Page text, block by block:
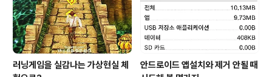
러닝게임을 실감나는 가상현실 체
안드로이드 앱설치와 제거 안될 때